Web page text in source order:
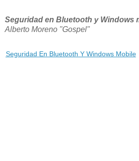
Seguridad en Bluetooth y Windows
Alberto Moreno "Gospel"
Seguridad En Bluetooth Y Windows Mobile